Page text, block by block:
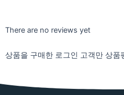
There are no reviews yet
상품을 구매한 로그인 고객만 상품